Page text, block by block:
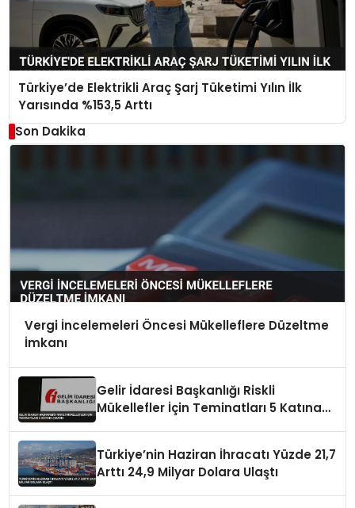
Türkiye’de Elektrikli Araç Şarj Tüketimi Yılın İlk
Yarısında %153,5 Arttı
Son Dakika
Vergi İncelemeleri Öncesi Mükelleflere Düzeltme
İmkanı
Gelir İdaresi Başkanlığı Riskli
Mükellefler İçin Teminatları 5 Katına
Türkiye’nin Haziran İhracatı Yüzde 21,7
Arttı 24,9 Milyar Dolara Ulaştı